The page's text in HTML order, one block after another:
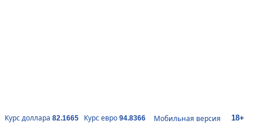
Курс доллара 82.1665 Курс евро 94.8366 Мобильная версия 18+